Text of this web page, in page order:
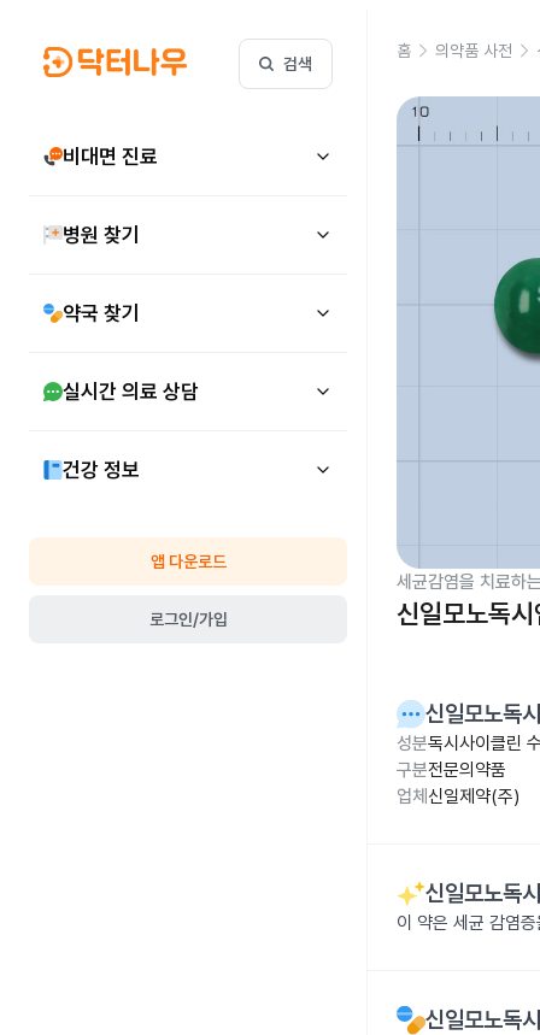
검색
비대면 진료
병원 찾기
약국 찾기
실시간 의료 상담
건강 정보
앱 다운로드
로그인/가입
홈 의약품 사전
세균감염을 치료하
신일모노독
신일모노독
성분독시사이클린
구분전문의약품
업체 신일제약(주)
신일모노독
이 약은 세균 감염
신일모노독